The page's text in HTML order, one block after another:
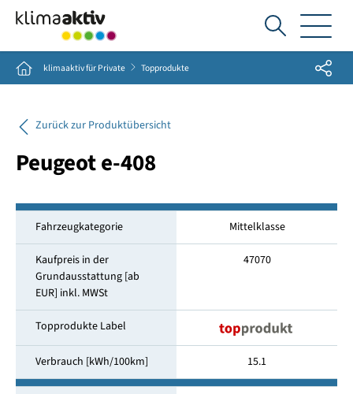
Ich
suche...
Home klimaaktiv für Private Topprodukte Share
Zurück zur Produktübersicht
Peugeot e-408
Fahrzeugkategorie Mittelklasse
Kaufpreis in der
Grundausstattung [ab
EUR] inkl. MWSt
47070
Topprodukte Label
Verbrauch [kWh/100km] 15.1